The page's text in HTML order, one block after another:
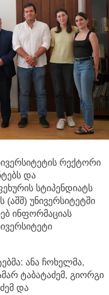
რექტორი
და
სტიპენდიატს
უნივერსიტეტში
ინფორმაციას
ანა ჩოხელმა,
ტაბატაძემ, გიორგი
და